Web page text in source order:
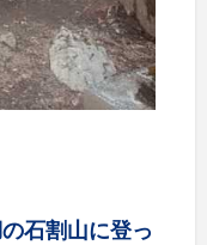
石割山に登っ